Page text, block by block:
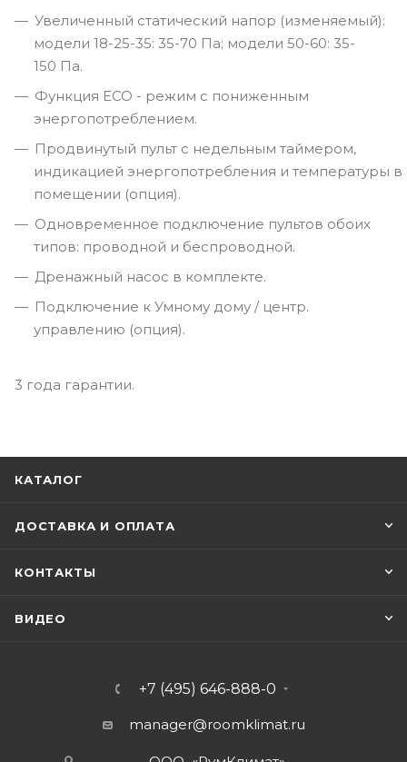
Увеличенный статический напор (изменяемый):
модели 18-25-35: 35-70 Па; модели 50-60: 35-
150 Па.
Функция ECO - режим с пониженным
энергопотреблением.
Продвинутый пульт с недельным таймером,
индикацией энергопотребления и температуры в
помещении (опция).
Одновременное подключение пультов обоих
типов: проводной и беспроводной.
Дренажный насос в комплекте.
Подключение к Умному дому / центр.
управлению (опция).
3 года гарантии.
КАТАЛОГ
ДОСТАВКА И ОПЛАТА
КОНТАКТЫ
ВИДЕО
+7 (495) 646-888-0
manager@roomklimat.ru